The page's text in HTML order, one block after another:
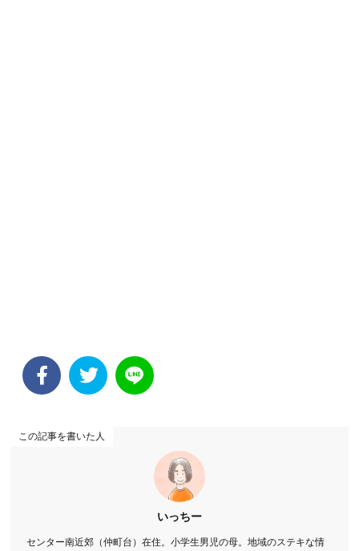
この記事を書いた人
いっちー
センター南近郊（仲町台）在住。小学生男児の母。地域のステキな情